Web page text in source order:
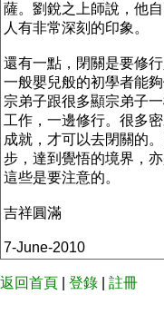
薩。劉銳之上師說，他
人有非常深刻的印象。
還有一點，閉關是要修
一般嬰兒般的初學者能
宗弟子跟很多顯宗弟子
工作，一邊修行。很多
成就，才可以去閉關的
步，達到覺悟的境界，
這些是要注意的。
吉祥圓滿
7-June-2010
返回首頁 登錄 註冊